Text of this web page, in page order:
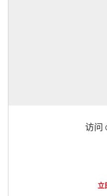
访问
立